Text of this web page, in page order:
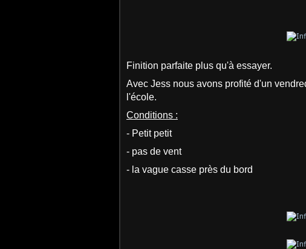
Finition parfaite plus qu'à essayer.
Avec Jess nous avons profité d'un
l'école.
Conditions :
- Petit petit
- pas de vent
- la vague casse près du bord